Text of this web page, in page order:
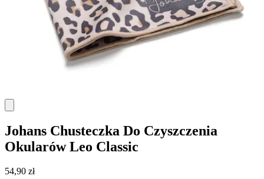
Johans Chusteczka Do Czyszczenia
Okularów Leo Classic
54,90 zł